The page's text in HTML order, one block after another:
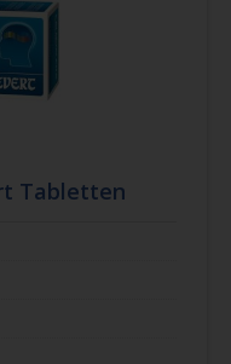
Tabletten